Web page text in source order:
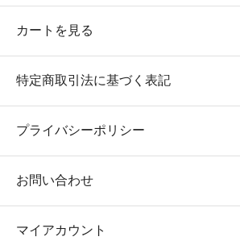
カートを見る
特定商取引法に基づく表記
プライバシーポリシー
お問い合わせ
マイアカウント